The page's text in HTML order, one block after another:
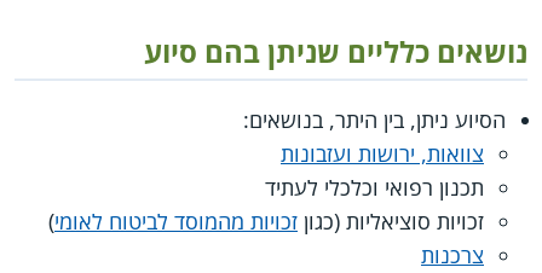
נושאים כלליים שניתן בהם סיוע
הסיוע ניתן, בין היתר, בנושאים:
צוואות, ירושות ועזבונות
תכנון רפואי וכלכלי לעתיד
זכויות סוציאליות (כגון זכויות מהמוסד לביטוח לאומי)
צרכנות